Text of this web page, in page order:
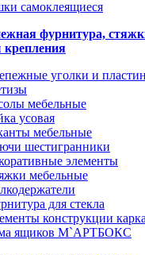
фурнитура,
крепления
уголки и
мебельные
усовая
мебельные
шестигранники
элементы
мебельные
для стекла
конструкции